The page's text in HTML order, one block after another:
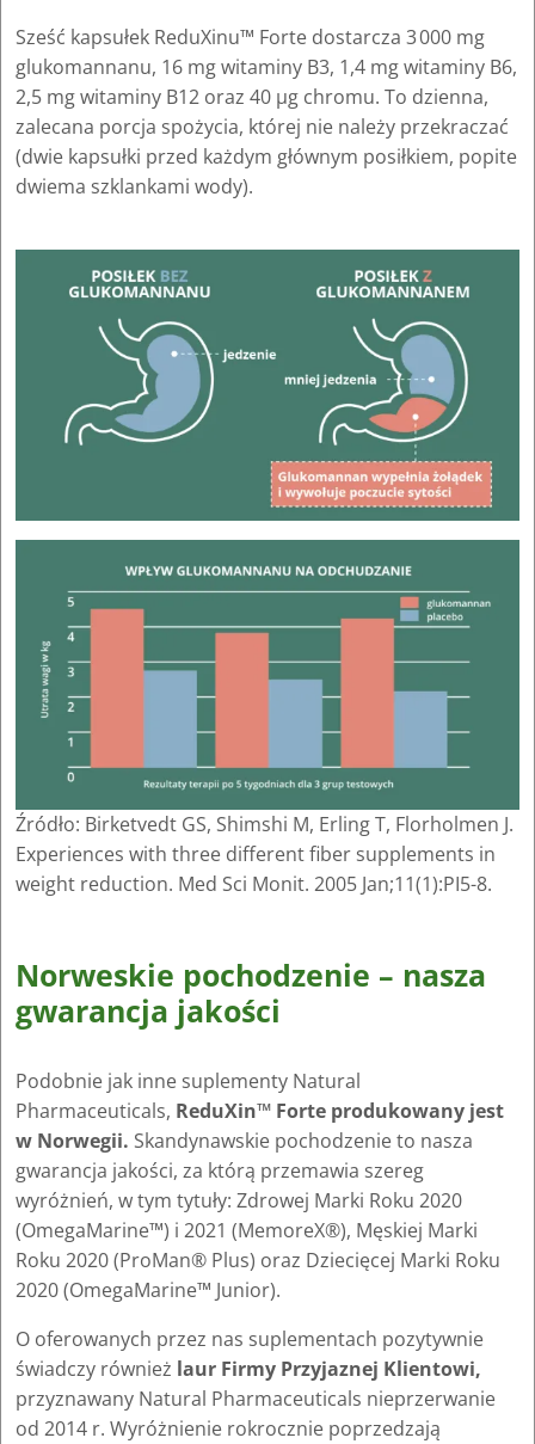
Sześć kapsułek ReduXinu™ Forte dostarcza 3 000 mg
glukomannanu, 16 mg witaminy B3, 1,4 mg witaminy B6,
2,5 mg witaminy B12 oraz 40 µg chromu. To dzienna,
zalecana porcja spożycia, której nie należy przekraczać
(dwie kapsułki przed każdym głównym posiłkiem, popite
dwiema szklankami wody).
Źródło: Birketvedt GS, Shimshi M, Erling T, Florholmen J.
Experiences with three different fiber supplements in
weight reduction. Med Sci Monit. 2005 Jan;11(1):PI5-8.
Norweskie pochodzenie – nasza
gwarancja jakości
Podobnie jak inne suplementy Natural
Pharmaceuticals, ReduXin™ Forte produkowany jest
w Norwegii. Skandynawskie pochodzenie to nasza
gwarancja jakości, za którą przemawia szereg
wyróżnień, w tym tytuły: Zdrowej Marki Roku 2020
(OmegaMarine™) i 2021 (MemoreX®), Męskiej Marki
Roku 2020 (ProMan® Plus) oraz Dziecięcej Marki Roku
2020 (OmegaMarine™ Junior).
O oferowanych przez nas suplementach pozytywnie
świadczy również laur Firmy Przyjaznej Klientowi,
przyznawany Natural Pharmaceuticals nieprzerwanie
od 2014 r. Wyróżnienie rokrocznie poprzedzają